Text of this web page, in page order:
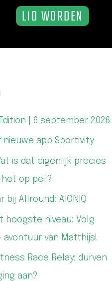
LID WORDEN
Edition | 6 september 2026
nieuwe app Sportivity
is dat eigenlijk precies
op peil?
bij Allround: AIONIQ
hoogste niveau: Volg
avontuur van Matthijs!
Race Relay: durven
aan?